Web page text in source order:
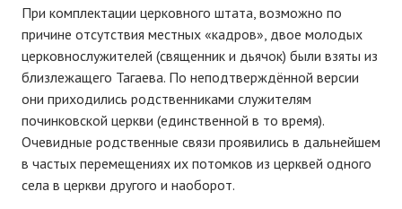
При комплектации церковного штата, возможно по
причине отсутствия местных «кадров», двое молодых
церковнослужителей (священник и дьячок) были взяты из
близлежащего Тагаева. По неподтверждённой версии
они приходились родственниками служителям
починковской церкви (единственной в то время).
Очевидные родственные связи проявились в дальнейшем
в частых перемещениях их потомков из церквей одного
села в церкви другого и наоборот.